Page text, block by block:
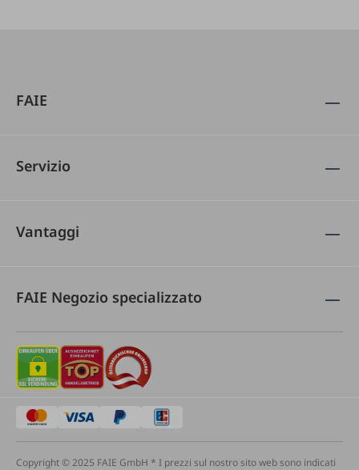
FAIE
Servizio
Vantaggi
FAIE Negozio specializzato
Copyright © 2025 FAIE GmbH * I prezzi sul nostro sito web sono indicati